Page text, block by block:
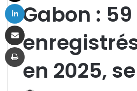
Gabon :
en 2025,
Imprimer